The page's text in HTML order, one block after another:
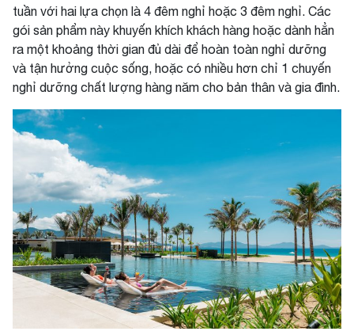
tuần với hai lựa chọn là 4 đêm nghỉ hoặc 3 đêm nghỉ. Các
gói sản phẩm này khuyến khích khách hàng hoặc dành hẳn
ra một khoảng thời gian đủ dài để hoàn toàn nghỉ dưỡng
và tận hưởng cuộc sống, hoặc có nhiều hơn chỉ 1 chuyến
nghỉ dưỡng chất lượng hàng năm cho bản thân và gia đình.